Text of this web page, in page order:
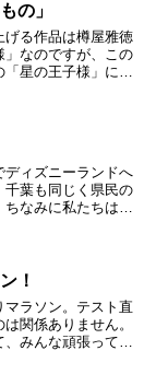
とお...
の」
げる作品は樽屋雅徳
」なのですが、この
星の王子様」につ
かれ...
ディズニーランドへ
千葉も同じく県民の
なみに私たちはア
なく...
！
ラソン。テスト直
関係ありません。
みんな頑張って走